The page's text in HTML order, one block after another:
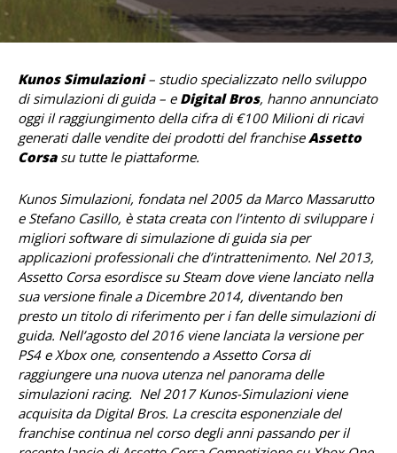
Kunos Simulazioni– studio specializzato nello sviluppo
di simulazioni di guida – e Digital Bros, hanno annunciato
oggi il raggiungimento della cifra di €100 Milioni di ricavi
generati dalle vendite dei prodotti del franchiseAssetto
Corsasu tutte le piattaforme.
Kunos Simulazioni, fondata nel 2005 da Marco Massarutto
e Stefano Casillo, è stata creata con l’intento di sviluppare i
migliori software di simulazione di guida sia per
applicazioni professionali che d’intrattenimento. Nel 2013,
Assetto Corsa esordisce su Steam dove viene lanciato nella
sua versione finale a Dicembre 2014, diventando ben
presto un titolo di riferimento per i fan delle simulazioni di
guida. Nell’agosto del 2016 viene lanciata la versione per
PS4 e Xbox one, consentendo a Assetto Corsa di
raggiungere una nuova utenza nel panorama delle
simulazioni racing. Nel 2017 Kunos-Simulazioni viene
acquisita da Digital Bros. La crescita esponenziale del
franchise continua nel corso degli anni passando per il